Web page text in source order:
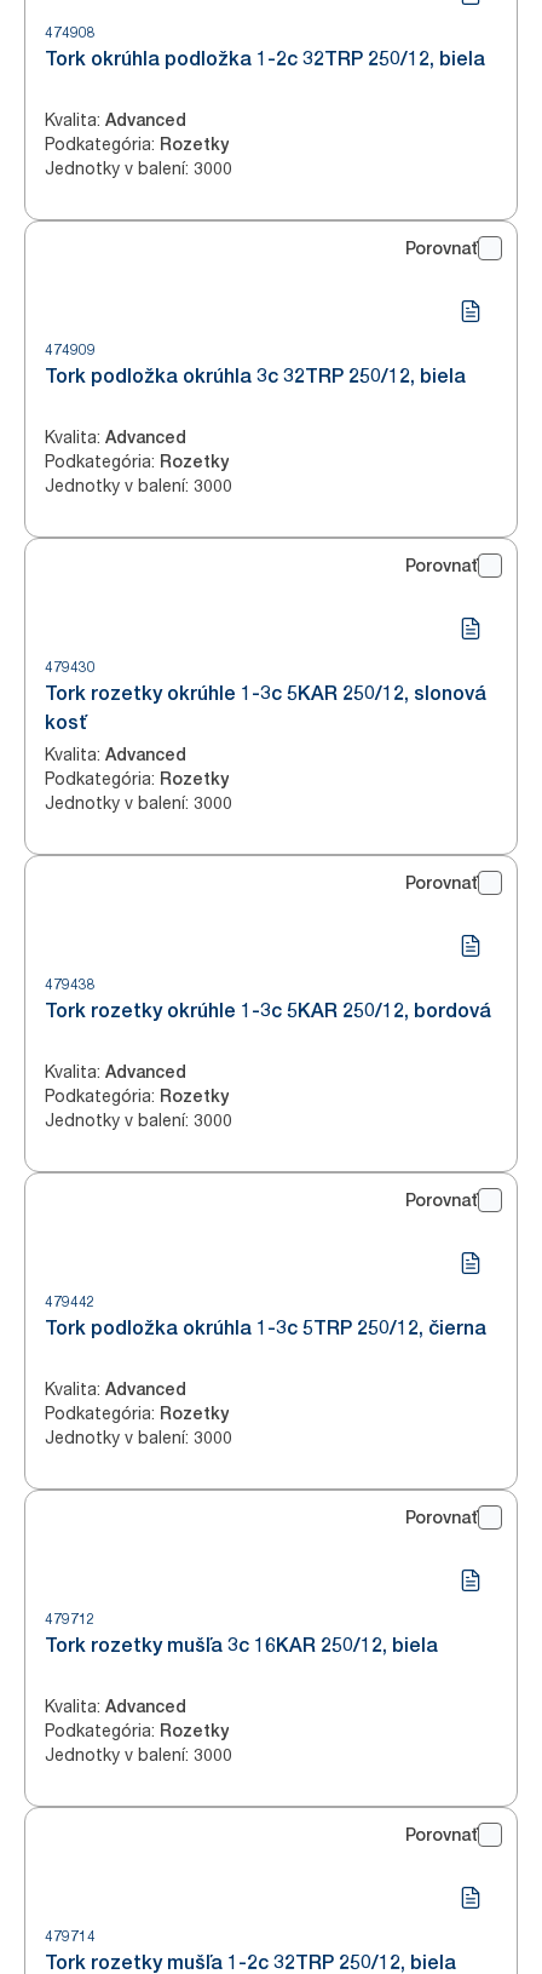
474908
Tork okrúhla podložka 1-2c 32TRP 250/12, biela
Kvalita: Advanced
Podkategória: Rozetky
Jednotky v balení: 3000
Porovnať
474909
Tork podložka okrúhla 3c 32TRP 250/12, biela
Kvalita: Advanced
Podkategória: Rozetky
Jednotky v balení: 3000
Porovnať
479430
Tork rozetky okrúhle 1-3c 5KAR 250/12, slonová
kosť
Kvalita: Advanced
Podkategória: Rozetky
Jednotky v balení: 3000
Porovnať
479438
Tork rozetky okrúhle 1-3c 5KAR 250/12, bordová
Kvalita: Advanced
Podkategória: Rozetky
Jednotky v balení: 3000
Porovnať
479442
Tork podložka okrúhla 1-3c 5TRP 250/12, čierna
Kvalita: Advanced
Podkategória: Rozetky
Jednotky v balení: 3000
Porovnať
479712
Tork rozetky mušľa 3c 16KAR 250/12, biela
Kvalita: Advanced
Podkategória: Rozetky
Jednotky v balení: 3000
Porovnať
479714
Tork rozetky mušľa 1-2c 32TRP 250/12, biela